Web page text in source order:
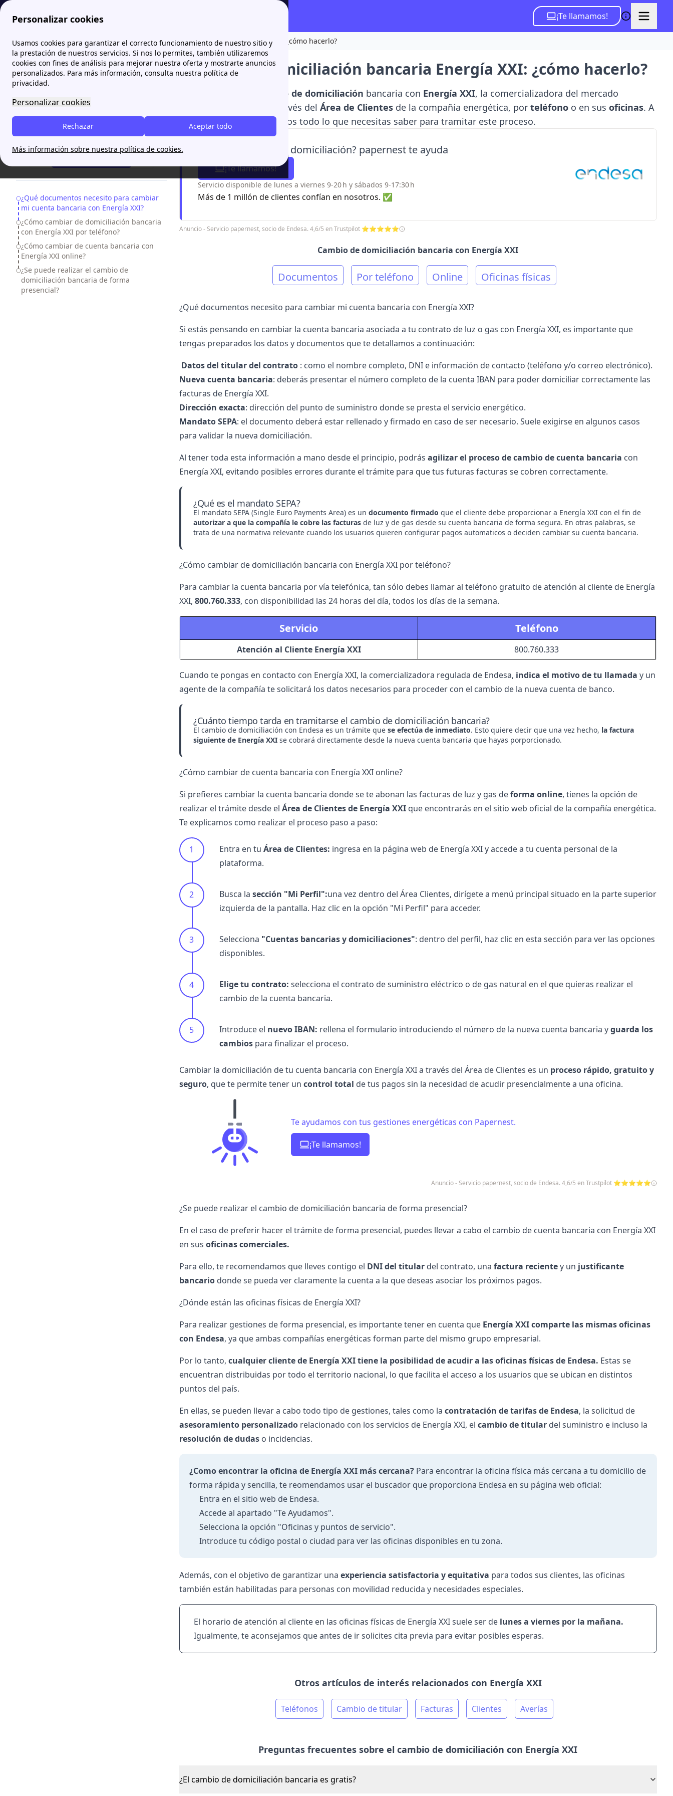
Personalizar cookies
Usamos cookies para garantizar el correcto funcionamiento de nuestro sitio y
la prestación de nuestros servicios. Si nos lo permites, también utilizaremos
cookies con fines de análisis para mejorar nuestra oferta y mostrarte anuncios
personalizados. Para más información, consulta nuestra política de
privacidad.
Personalizar cookies
Aceptar todo
Rechazar
Más información sobre nuestra política de cookies.
¡Te llamamos!
Papernest.es MoreEnergía XXI Cambio de domiciliación bancaria Energía XXI: ¿cómo hacerlo?
¿Necesitas ayuda?
¡Te Llamamos!
Table of Contents
¿Qué documentos necesito para cambiar
mi cuenta bancaria con Energía XXI?
¿Cómo cambiar de domiciliación bancaria
con Energía XXI por teléfono?
¿Cómo cambiar de cuenta bancaria con
Energía XXI online?
¿Se puede realizar el cambio de
domiciliación bancaria de forma
presencial?
Cambio de domiciliación bancaria Energía XXI: ¿cómo hacerlo?
cambio de domiciliación bancaria con Energía XXI, la comercializadora del mercado
regulado de Endesa, a través del Área de Clientesde la compañía energética, por teléfono o en sus oficinas. A
continuación te explicamos todo lo que necesitas saber para tramitar este proceso.
¿Necesitas cambiar domiciliación? papernest te ayuda
¡Te llamamos!
Servicio disponible de lunes a viernes 9-20 h y sábados 9-17:30 h
Más de 1 millón de clientes confían en nosotros. ✅
Anuncio - Servicio papernest, socio de Endesa. 4,6/5 en Trustpilot ⭐⭐⭐⭐⭐
Cambio de domiciliación bancaria con Energía XXI
Documentos Por teléfono Online Oficinas físicas
¿Qué documentos necesito para cambiar mi cuenta bancaria con Energía XXI?
Si estás pensando en cambiar la cuenta bancaria asociada a tu contrato de luz o gas con Energía XXI, es importante que
tengas preparados los datos y documentos que te detallamos a continuación:
Datos del titular del contrato : como el nombre completo, DNI e información de contacto (teléfono y/o correo electrónico).
Nueva cuenta bancaria: deberás presentar el número completo de la cuenta IBAN para poder domiciliar correctamente las
facturas de Energía XXI.
Dirección exacta: dirección del punto de suministro donde se presta el servicio energético.
Mandato SEPA: el documento deberá estar rellenado y firmado en caso de ser necesario. Suele exigirse en algunos casos
para validar la nueva domiciliación.
Al tener toda esta información a mano desde el principio, podrás agilizar el proceso de cambio de cuenta bancaria con
Energía XXI, evitando posibles errores durante el trámite para que tus futuras facturas se cobren correctamente.
¿Qué es el mandato SEPA?
El mandato SEPA (Single Euro Payments Area) es un documento firmado que el cliente debe proporcionar a Energía XXI con el fin de
autorizar a que la compañía le cobre las facturas de luz y de gas desde su cuenta bancaria de forma segura. En otras palabras, se
trata de una normativa relevante cuando los usuarios quieren configurar pagos automaticos o deciden cambiar su cuenta bancaria.
¿Cómo cambiar de domiciliación bancaria con Energía XXI por teléfono?
Para cambiar la cuenta bancaria por vía telefónica, tan sólo debes llamar al teléfono gratuito de atención al cliente de Energía
XXI, 800.760.333, con disponibilidad las 24 horas del día, todos los días de la semana.
Servicio Teléfono
Atención al Cliente Energía XXI 800.760.333
Cuando te pongas en contacto con Energía XXI, la comercializadora regulada de Endesa, indica el motivo de tu llamada y un
agente de la compañía te solicitará los datos necesarios para proceder con el cambio de la nueva cuenta de banco.
¿Cuánto tiempo tarda en tramitarse el cambio de domiciliación bancaria?
El cambio de domiciliación con Endesa es un trámite que se efectúa de inmediato. Esto quiere decir que una vez hecho, la factura
siguiente de Energía XXIse cobrará directamente desde la nueva cuenta bancaria que hayas porporcionado.
¿Cómo cambiar de cuenta bancaria con Energía XXI online?
Si prefieres cambiar la cuenta bancaria donde se te abonan las facturas de luz y gas deforma online, tienes la opción de
realizar el trámite desde el Área de Clientes de Energía XXIque encontrarás en el sitio web oficial de la compañía energética.
Te explicamos como realizar el proceso paso a paso:
Entra en tu Área de Clientes: ingresa en la página web de Energía XXI y accede a tu cuenta personal de la
plataforma.
Busca la sección "Mi Perfil":una vez dentro del Área Clientes, dirígete a menú principal situado en la parte superior
izquierda de la pantalla. Haz clic en la opción "Mi Perfil" para acceder.
Selecciona "Cuentas bancarias y domiciliaciones": dentro del perfil, haz clic en esta sección para ver las opciones
disponibles.
Elige tu contrato: selecciona el contrato de suministro eléctrico o de gas natural en el que quieras realizar el
cambio de la cuenta bancaria.
Introduce el nuevo IBAN: rellena el formulario introduciendo el número de la nueva cuenta bancaria yguarda los
cambiospara finalizar el proceso.
Cambiar la domiciliación de tu cuenta bancaria con Energía XXI a través del Área de Clientes es un proceso rápido, gratuito y
seguro, que te permite tener un control total de tus pagos sin la necesidad de acudir presencialmente a una oficina.
Te ayudamos con tus gestiones energéticas con Papernest.
¡Te llamamos!
Anuncio - Servicio papernest, socio de Endesa. 4,6/5 en Trustpilot ⭐⭐⭐⭐⭐
¿Se puede realizar el cambio de domiciliación bancaria de forma presencial?
En el caso de preferir hacer el trámite de forma presencial, puedes llevar a cabo el cambio de cuenta bancaria con Energía XXI
en sus oficinas comerciales.
Para ello, te recomendamos que lleves contigo el DNI del titulardel contrato, una factura recientey un justificante
bancariodonde se pueda ver claramente la cuenta a la que deseas asociar los próximos pagos.
¿Dónde están las oficinas físicas de Energía XXI?
Para realizar gestiones de forma presencial, es importante tener en cuenta que Energía XXI comparte las mismas oficinas
con Endesa, ya que ambas compañías energéticas forman parte del mismo grupo empresarial.
Por lo tanto, cualquier cliente de Energía XXI tiene la posibilidad de acudir a las oficinas físicas de Endesa. Estas se
encuentran distribuidas por todo el territorio nacional, lo que facilita el acceso a los usuarios que se ubican en distintos
puntos del país.
En ellas, se pueden llevar a cabo todo tipo de gestiones, tales como la contratación detarifas de Endesa, la solicitud de
asesoramiento personalizadorelacionado con los servicios de Energía XXI, el cambio de titulardel suministro e incluso la
resolución de dudaso incidencias.
¿Como encontrar la oficina de Energía XXI más cercana?Para encontrar la oficina física más cercana a tu domicilio de
forma rápida y sencilla, te reomendamos usar el buscador que proporciona Endesa en su página web oficial:
Entra en el sitio web de Endesa.
Accede al apartado "Te Ayudamos".
Selecciona la opción "Oficinas y puntos de servicio".
Introduce tu código postal o ciudad para ver las oficinas disponibles en tu zona.
Además, con el objetivo de garantizar una experiencia satisfactoria y equitativa para todos sus clientes, las oficinas
también están habilitadas para personas con movilidad reducida y necesidades especiales.
El horario de atención al cliente en las oficinas físicas de Energía XXI suele ser de lunes a viernes por la mañana.
Igualmente, te aconsejamos que antes de ir solicites cita previa para evitar posibles esperas.
Otros artículos de interés relacionados con Energía XXI
Teléfonos Cambio de titular Facturas Clientes Averías
Preguntas frecuentes sobre el cambio de domiciliación con Energía XXI
¿El cambio de domiciliación bancaria es gratis?